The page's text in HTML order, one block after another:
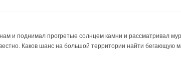
и поднимал прогретые солнцем камни и рассматривал
Каков шанс на большой территории найти бегающую